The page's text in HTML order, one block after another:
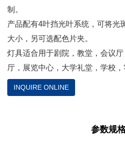
制。
产品配有4叶挡光叶系统，可将光
大小，另可选配色片夹。
灯具适合用于剧院，教堂，会议
厅，展览中心，大学礼堂，学校，
INQUIRE ONLINE
参数规